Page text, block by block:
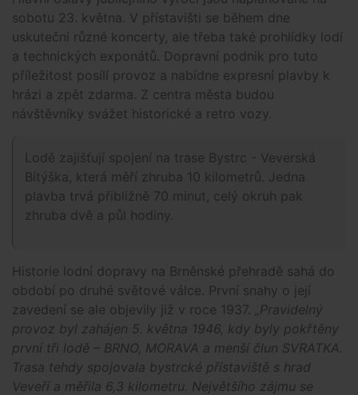
sobotu 23. května. V přístavišti se během dne
uskuteční různé koncerty, ale třeba také prohlídky lodí
a technických exponátů. Dopravní podnik pro tuto
příležitost posílí provoz a nabídne expresní plavby k
hrázi a zpět zdarma. Z centra města budou
návštěvníky svážet historické a retro vozy.
Lodě zajišťují spojení na trase Bystrc - Veverská
Bítýška, která měří zhruba 10 kilometrů. Jedna
plavba trvá přibližně 70 minut, celý okruh pak
zhruba dvě a půl hodiny.
Historie lodní dopravy na Brněnské přehradě sahá do
období po druhé světové válce. První snahy o její
zavedení se ale objevily již v roce 1937.
„Pravidelný
provoz byl zahájen 5. května 1946, kdy byly pokřtěny
první tři lodě – BRNO, MORAVA a menší člun SVRATKA.
Trasa tehdy spojovala bystrcké přístaviště s hrad
Veveří a měřila 6,3 kilometru. Největšího zájmu se